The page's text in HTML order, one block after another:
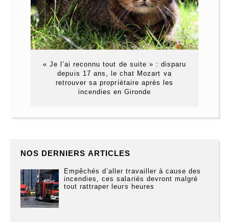
« Je l’ai reconnu tout de suite » : disparu
depuis 17 ans, le chat Mozart va
retrouver sa propriétaire après les
incendies en Gironde
NOS DERNIERS ARTICLES
Empêchés d’aller travailler à cause des
incendies, ces salariés devront malgré
tout rattraper leurs heures